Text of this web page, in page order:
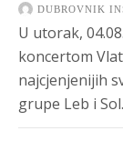
DUBROVNIK
U utorak,
koncertom
najcjenjenijih
grupe Leb i